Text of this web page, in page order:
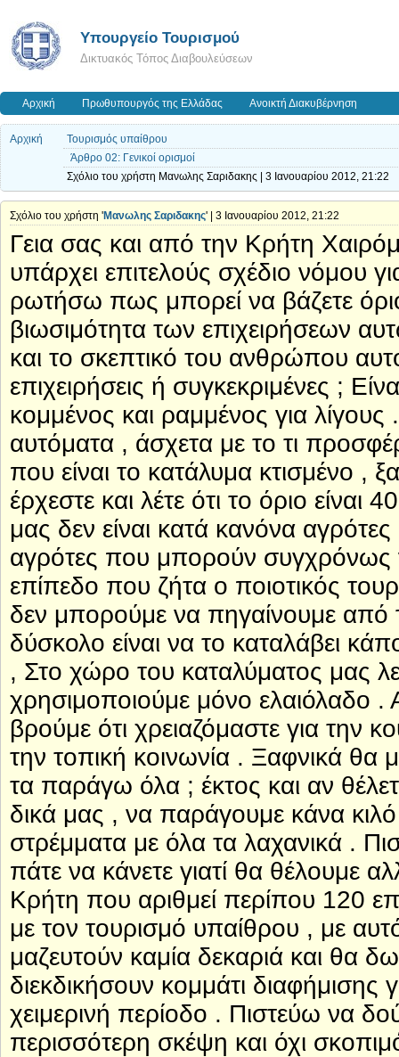
Υπουργείο Τουρισμού
Δικτυακός Τόπος Διαβουλεύσεων
Αρχική Πρωθυπουργός της Ελλάδας Ανοικτή Διακυβέρνηση
Αρχική
Τουρισμός υπαίθρου
Άρθρο 02: Γενικοί ορισμοί
Σχόλιο του χρήστη Μανωλης Σαριδακης | 3 Ιανουαρίου 2012, 21:22
Σχόλιο του χρήστη 'Μανωλης Σαριδακης' | 3 Ιανουαρίου 2012, 21:22
Γεια σας και από την Κρήτη
υπάρχει επιτελούς σχέδιο νόμου
ρωτήσω πως μπορεί να βάζετε
βιωσιμότητα των επιχειρήσεων
και το σκεπτικό του ανθρώπου
επιχειρήσεις ή συγκεκριμένες ;
κομμένος και ραμμένος για λίγους
αυτόματα , άσχετα με το τι
που είναι το κατάλυμα κτισμένο ,
έρχεστε και λέτε ότι το όριο είναι
μας δεν είναι κατά κανόνα αγρότες
αγρότες που μπορούν
επίπεδο που ζήτα ο ποιοτικός
δεν μπορούμε να πηγαίνουμε
δύσκολο είναι να το καταλάβει
, Στο χώρο του καταλύματος μας
χρησιμοποιούμε μόνο ελαιόλαδο
βρούμε ότι χρειαζόμαστε για την
την τοπική κοινωνία . Ξαφνικά θα
τα παράγω όλα ; έκτος και αν
δικά μας , να παράγουμε κάνα
στρέμματα με όλα τα λαχανικά .
πάτε να κάνετε γιατί θα θέλουμε
Κρήτη που αριθμεί περίπου 120
με τον τουρισμό υπαίθρου , με
μαζευτούν καμία δεκαριά και θα
διεκδικήσουν κομμάτι
χειμερινή περίοδο . Πιστεύω να
περισσότερη σκέψη και όχι